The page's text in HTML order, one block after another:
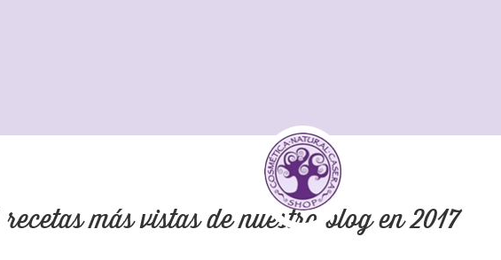
más vistas de nuestro blog en 2017